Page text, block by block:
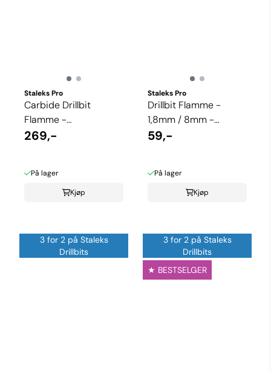
Staleks Pro
Carbide Drillbit
Flamme -
5mm/13,5mm -
269,-
På lager
Kjøp
Staleks Pro
Drillbit Flamme -
1,8mm / 8mm -
Medium grit (Spiss
59,-
På lager
Kjøp
3 for 2 på Staleks
Drillbits
3 for 2 på Staleks
Drillbits
★ BESTSELGER